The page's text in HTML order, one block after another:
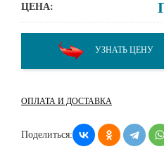
ЦЕНА:
УЗНАТЬ ЦЕНУ
ОПЛАТА И ДОСТАВКА
Поделиться: